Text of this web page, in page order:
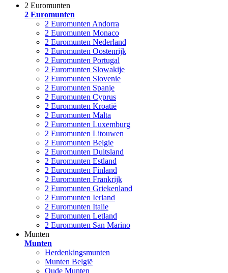
2 Euromunten
2 Euromunten
2 Euromunten Andorra
2 Euromunten Monaco
2 Euromunten Nederland
2 Euromunten Oostenrijk
2 Euromunten Portugal
2 Euromunten Slowakije
2 Euromunten Slovenie
2 Euromunten Spanje
2 Euromunten Cyprus
2 Euromunten Kroatië
2 Euromunten Malta
2 Euromunten Luxemburg
2 Euromunten Litouwen
2 Euromunten Belgie
2 Euromunten Duitsland
2 Euromunten Estland
2 Euromunten Finland
2 Euromunten Frankrijk
2 Euromunten Griekenland
2 Euromunten Ierland
2 Euromunten Italie
2 Euromunten Letland
2 Euromunten San Marino
Munten
Munten
Herdenkingsmunten
Munten België
Oude Munten